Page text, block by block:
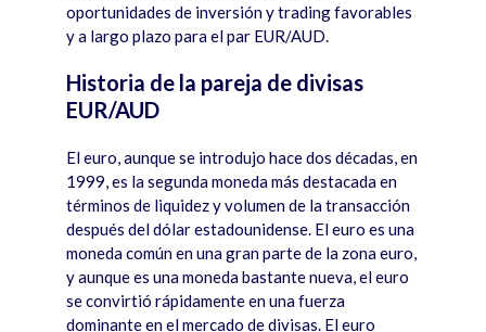
oportunidades de inversión y trading favorables
y a largo plazo para el par EUR/AUD.
Historia de la pareja de divisas
EUR/AUD
El euro, aunque se introdujo hace dos décadas, en
1999, es la segunda moneda más destacada en
términos de liquidez y volumen de la transacción
después del dólar estadounidense. El euro es una
moneda común en una gran parte de la zona euro,
y aunque es una moneda bastante nueva, el euro
se convirtió rápidamente en una fuerza
dominante en el mercado de divisas. El euro